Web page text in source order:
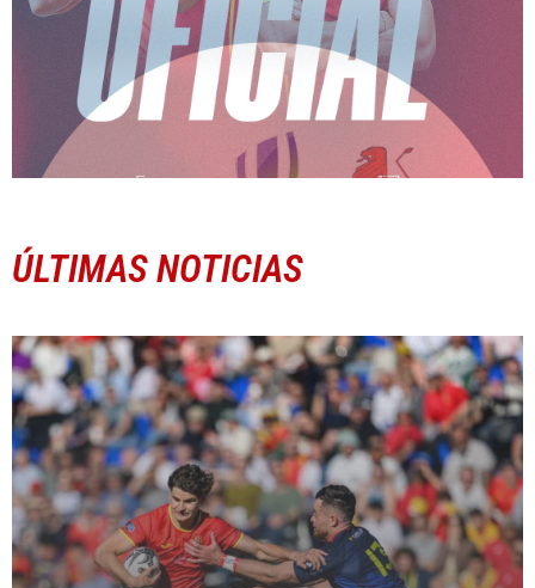
ÚLTIMAS NOTICIAS